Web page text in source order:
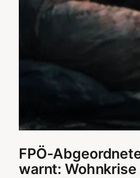
FPÖ-
warnt: Wohnkrise